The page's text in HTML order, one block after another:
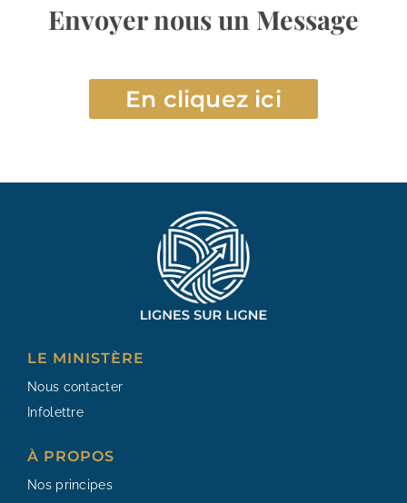
Envoyer nous un Message
En cliquez ici
LE MINISTÈRE
Nous contacter
Infolettre
À PROPOS
Nos principes